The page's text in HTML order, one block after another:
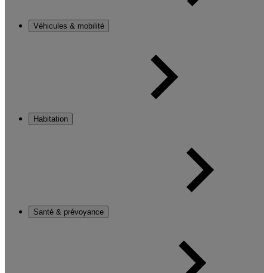
Véhicules & mobilité
Habitation
Santé & prévoyance